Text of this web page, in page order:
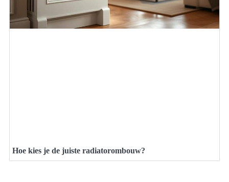
Hoe kies je de juiste radiatorombouw?